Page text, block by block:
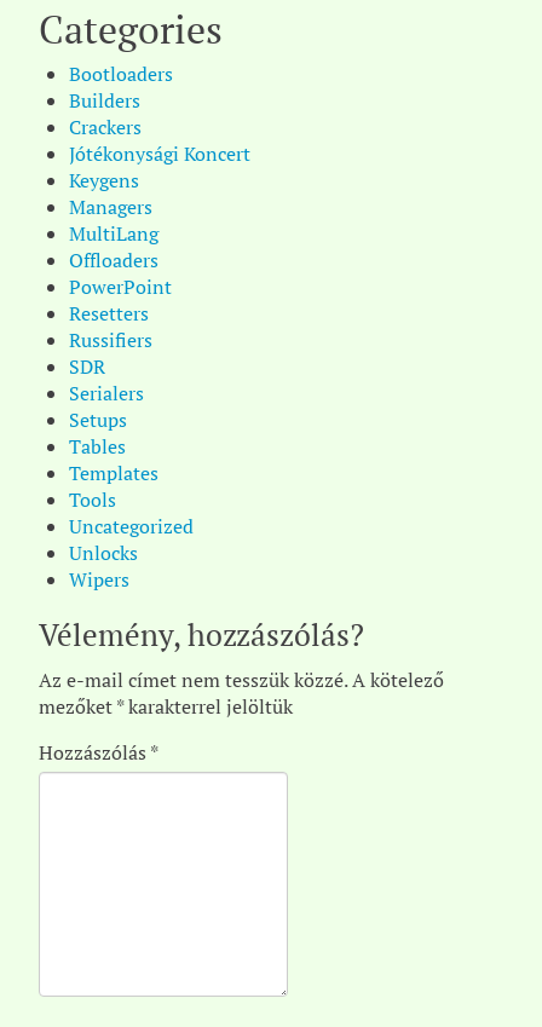
Categories
Bootloaders
Builders
Crackers
Jótékonysági Koncert
Keygens
Managers
MultiLang
Offloaders
PowerPoint
Resetters
Russifiers
SDR
Serialers
Setups
Tables
Templates
Tools
Uncategorized
Unlocks
Wipers
Vélemény, hozzászólás?
Az e-mail címet nem tesszük közzé.A kötelező
mezőket*karakterrel jelöltük
Hozzászólás *